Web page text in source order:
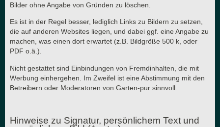
Bilder ohne Angabe von Gründen zu löschen.
Es ist in der Regel besser, lediglich Links zu Bildern zu setzen,
die auf anderen Websites liegen, und dabei ggf. eine Angabe zu
machen, was einen dort erwartet (z.B. Bildgröße 500 k, oder
PDF o.ä.).
Nicht gestattet sind Einbindungen von Fremdinhalten, die mit
Werbung einhergehen. Im Zweifel ist eine Abstimmung mit den
Betreibern oder Moderatoren von Garten-pur sinnvoll.
Hinweise zu Signatur, persönlichem Text und